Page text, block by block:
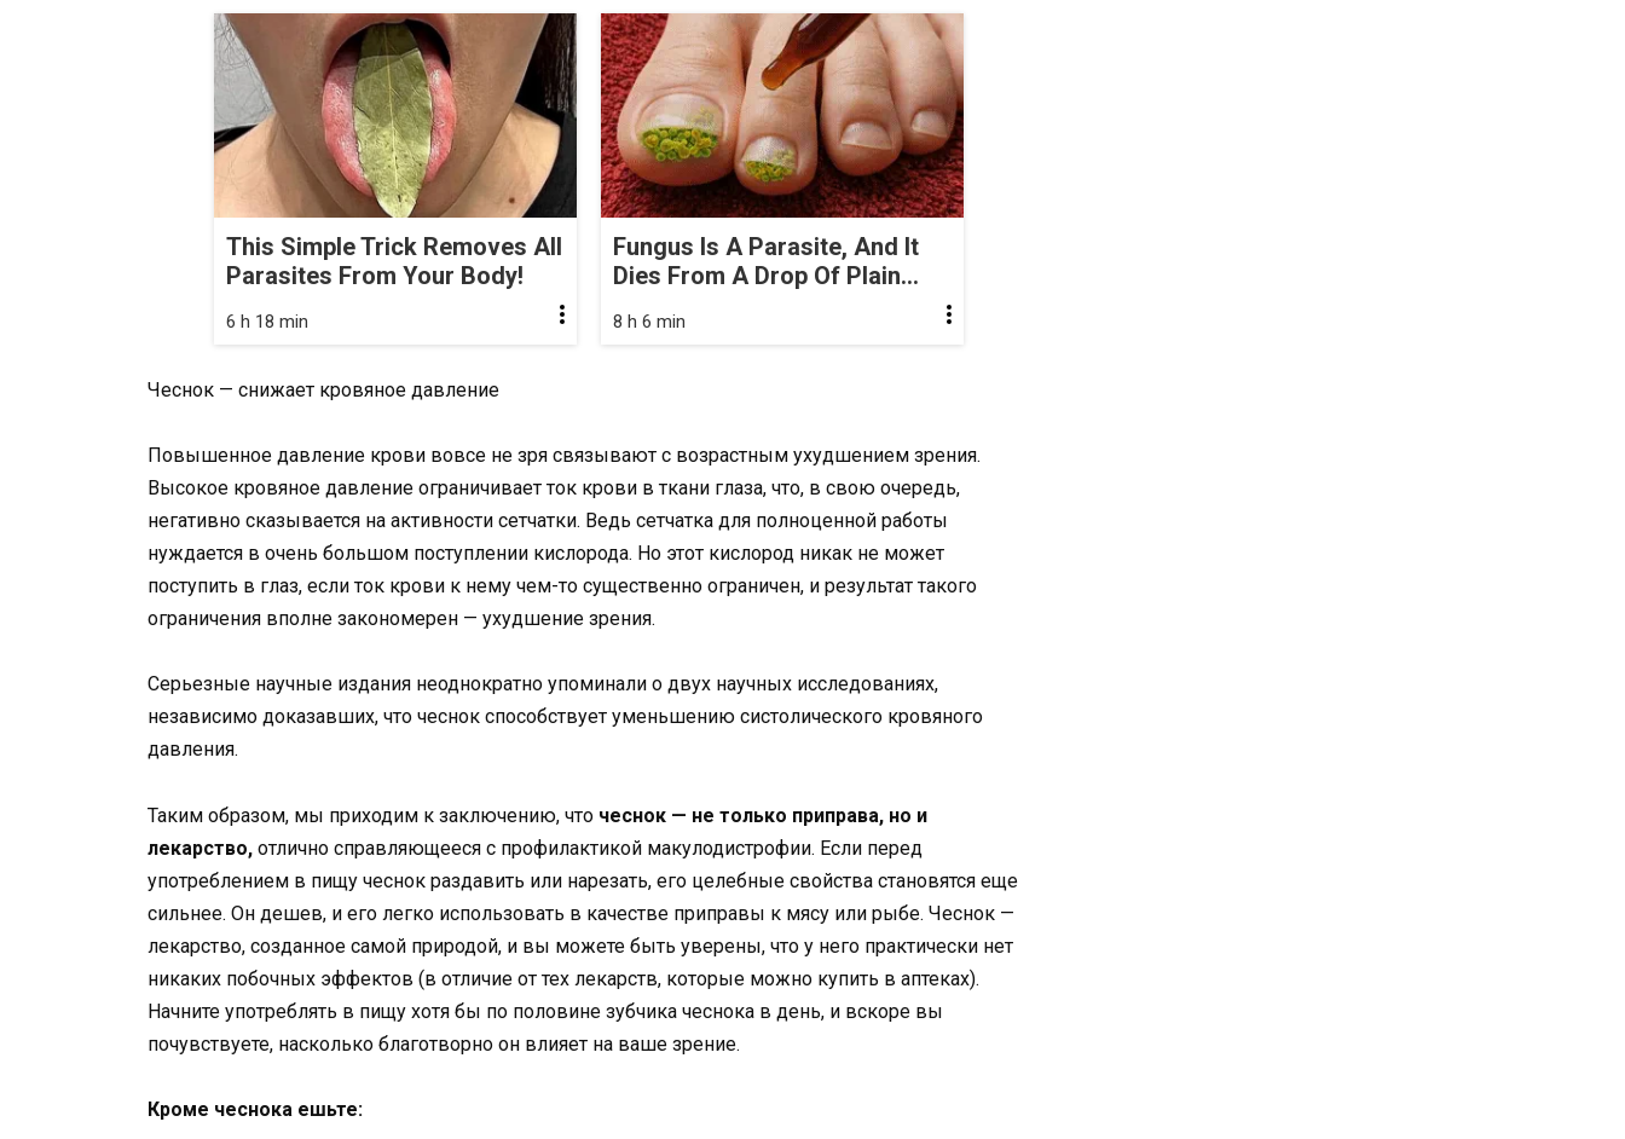
This Simple Trick Removes All
Parasites From Your Body!
6 h 18 min
Fungus Is A Parasite, And It
Dies From A Drop Of Plain...
8 h 6 min
Чеснок — снижает кровяное давление
Повышенное давление крови вовсе не зря связывают с возрастным ухудшением зрения.
Высокое кровяное давление ограничивает ток крови в ткани глаза, что, в свою очередь,
негативно сказывается на активности сетчатки. Ведь сетчатка для полноценной работы
нуждается в очень большом поступлении кислорода. Но этот кислород никак не может
поступить в глаз, если ток крови к нему чем-то существенно ограничен, и результат такого
ограничения вполне закономерен — ухудшение зрения.
Серьезные научные издания неоднократно упоминали о двух научных исследованиях,
независимо доказавших, что чеснок способствует уменьшению систолического кровяного
давления.
Таким образом, мы приходим к заключению, что чеснок — не только приправа, но и
лекарство, отлично справляющееся с профилактикой макулодистрофии. Если перед
употреблением в пищу чеснок раздавить или нарезать, его целебные свойства становятся еще
сильнее. Он дешев, и его легко использовать в качестве приправы к мясу или рыбе. Чеснок —
лекарство, созданное самой природой, и вы можете быть уверены, что у него практически нет
никаких побочных эффектов (в отличие от тех лекарств, которые можно купить в аптеках).
Начните употреблять в пищу хотя бы по половине зубчика чеснока в день, и вскоре вы
почувствуете, насколько благотворно он влияет на ваше зрение.
Кроме чеснока ешьте: